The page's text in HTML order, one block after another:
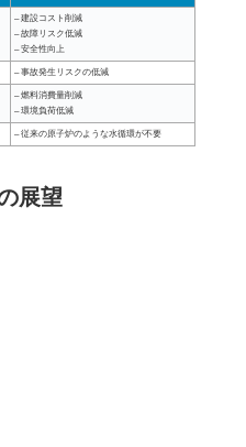
– 建設コスト削減
– 故障リスク低減
– 安全性向上
– 事故発生リスクの低減
– 燃料消費量削減
– 環境負荷低減
– 従来の原子炉のような水循環が不要
展望